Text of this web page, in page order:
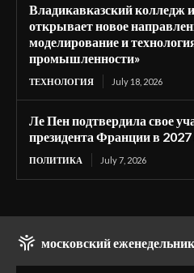
Владикавказский колледж
открывает новое
моделирование и
промышленности»
ТЕХНОЛОГИЯ July 18, 2026
Ле Пен подтвердила свое
президента Франции в 2027
ПОЛИТИКА July 7, 2026
московский еженедельник